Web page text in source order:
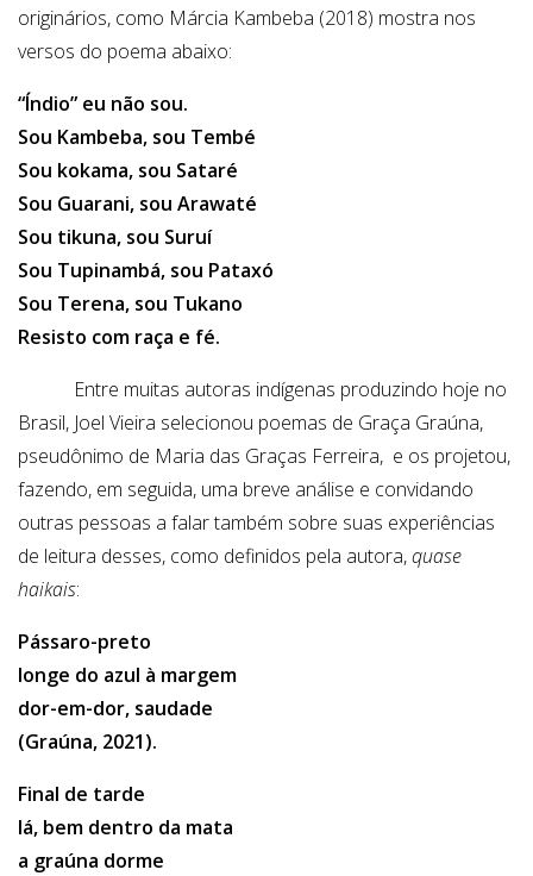
originários, como Márcia Kambeba (2018) mostra nos
versos do poema abaixo:
“Índio” eu não sou.
Sou Kambeba, sou Tembé
Sou kokama, sou Sataré
Sou Guarani, sou Arawaté
Sou tikuna, sou Suruí
Sou Tupinambá, sou Pataxó
Sou Terena, sou Tukano
Resisto com raça e fé.
Entre muitas autoras indígenas produzindo hoje no
Brasil, Joel Vieira selecionou poemas de Graça Graúna,
pseudônimo de Maria das Graças Ferreira, e os projetou,
fazendo, em seguida, uma breve análise e convidando
outras pessoas a falar também sobre suas experiências
de leitura desses, como definidos pela autora,quase
haikais:
Pássaro-preto
longe do azul à margem
dor-em-dor, saudade
(Graúna, 2021).
Final de tarde
lá, bem dentro da mata
a graúna dorme